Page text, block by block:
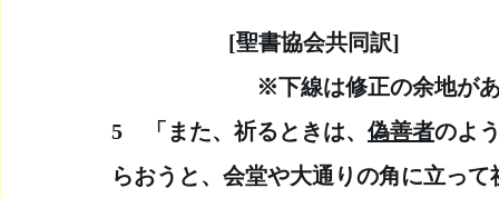
[聖書協会共同訳]
※下線は修正の余地がある
5　「また、祈るときは、 偽善者のよ
らおうと、会堂や大通りの角に立って